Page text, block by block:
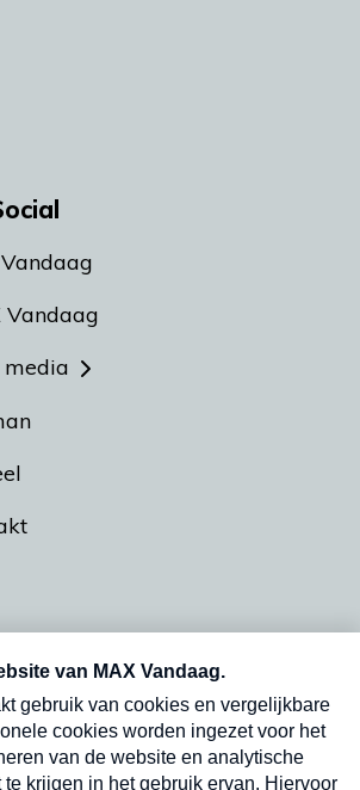
Vandaag
media
vrijdag- en dinsdagochtend in
Verzend